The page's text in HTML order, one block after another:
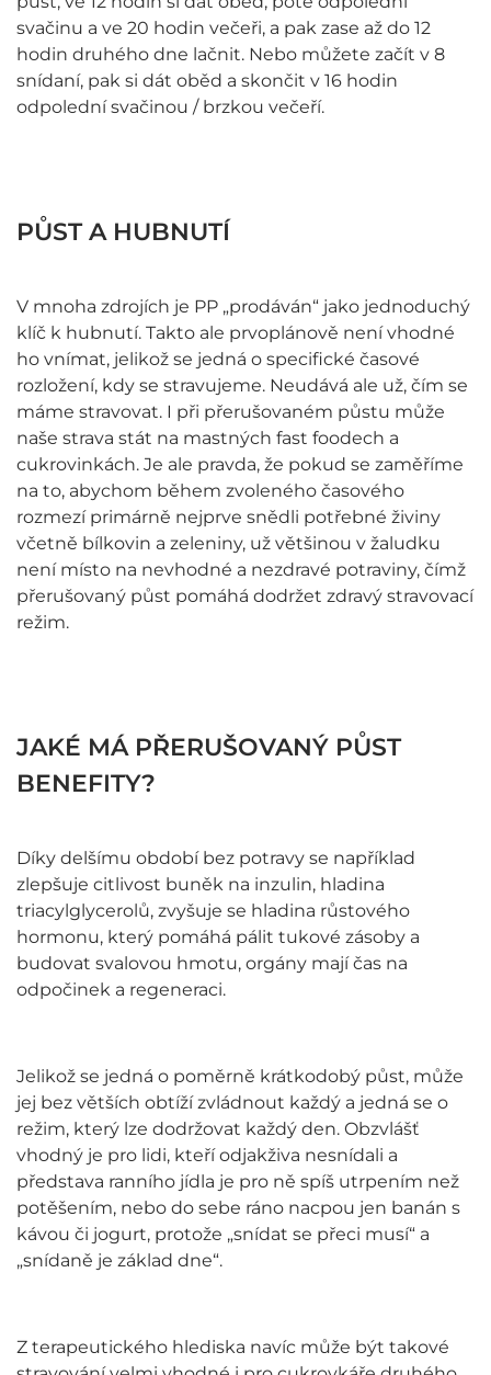
svačinu a ve 20 hodin večeři, a pak zase až do 12
hodin druhého dne lačnit. Nebo můžete začít v 8
snídaní, pak si dát oběd a skončit v 16 hodin
odpolední svačinou / brzkou večeří.
PŮST A HUBNUTÍ
V mnoha zdrojích je PP „prodáván“ jako jednoduchý
klíč k hubnutí. Takto ale prvoplánově není vhodné
ho vnímat, jelikož se jedná o specifické časové
rozložení, kdy se stravujeme. Neudává ale už, čím se
máme stravovat. I při přerušovaném půstu může
naše strava stát na mastných fast foodech a
cukrovinkách. Je ale pravda, že pokud se zaměříme
na to, abychom během zvoleného časového
rozmezí primárně nejprve snědli potřebné živiny
včetně bílkovin a zeleniny, už většinou v žaludku
není místo na nevhodné a nezdravé potraviny, čímž
přerušovaný půst pomáhá dodržet zdravý stravovací
režim.
JAKÉ MÁ PŘERUŠOVANÝ PŮST
BENEFITY?
Díky delšímu období bez potravy se například
zlepšuje citlivost buněk na inzulin, hladina
triacylglycerolů, zvyšuje se hladina růstového
hormonu, který pomáhá pálit tukové zásoby a
budovat svalovou hmotu, orgány mají čas na
odpočinek a regeneraci.
Jelikož se jedná o poměrně krátkodobý půst, může
jej bez větších obtíží zvládnout každý a jedná se o
režim, který lze dodržovat každý den. Obzvlášť
vhodný je pro lidi, kteří odjakživa nesnídali a
představa ranního jídla je pro ně spíš utrpením než
potěšením, nebo do sebe ráno nacpou jen banán s
kávou či jogurt, protože „snídat se přeci musí“ a
„snídaně je základ dne“.
Z terapeutického hlediska navíc může být takové